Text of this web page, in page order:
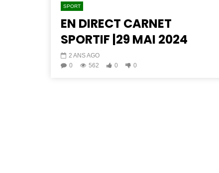
SPORT
EN DIRECT CARNET
SPORTIF |29 MAI 2024
2 ANS AGO
0
562 0 0